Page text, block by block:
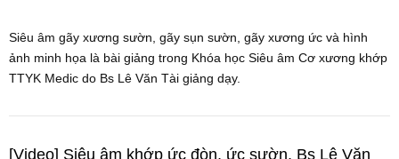
Siêu âm gãy xương sườn, gãy sụn sườn, gãy xương ức và hình
ảnh minh họa là bài giảng trong Khóa học Siêu âm Cơ xương khớp
TTYK Medic do Bs Lê Văn Tài giảng dạy.
[Video] Siêu âm khớp ức đòn, ức sườn, Bs Lê Văn